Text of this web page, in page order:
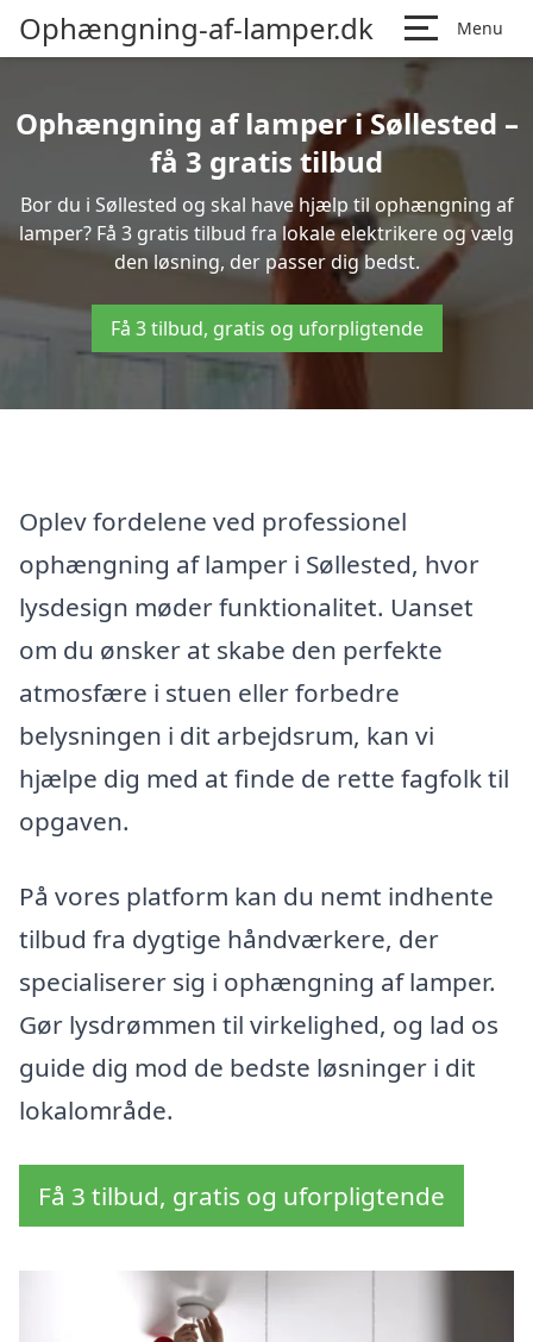
Ophængning-af-lamper.dk Menu
Ophængning af lamper i Søllested –
få 3 gratis tilbud
Bor du i Søllested og skal have hjælp til ophængning af
lamper? Få 3 gratis tilbud fra lokale elektrikere og vælg
den løsning, der passer dig bedst.
Få 3 tilbud, gratis og uforpligtende
Oplev fordelene ved professionel
ophængning af lamper i Søllested, hvor
lysdesign møder funktionalitet. Uanset
om du ønsker at skabe den perfekte
atmosfære i stuen eller forbedre
belysningen i dit arbejdsrum, kan vi
hjælpe dig med at finde de rette fagfolk til
opgaven.
På vores platform kan du nemt indhente
tilbud fra dygtige håndværkere, der
specialiserer sig i ophængning af lamper.
Gør lysdrømmen til virkelighed, og lad os
guide dig mod de bedste løsninger i dit
lokalområde.
Få 3 tilbud, gratis og uforpligtende